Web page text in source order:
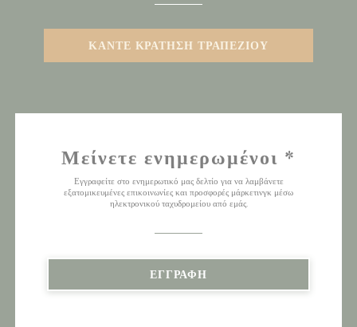
ΚΆΝΤΕ ΚΡΆΤΗΣΗ ΤΡΑΠΕΖΙΟΎ
Μείνετε ενημερωμένοι *
Εγγραφείτε στο ενημερωτικό μας δελτίο για να λαμβάνετε
εξατομικευμένες επικοινωνίες και προσφορές μάρκετινγκ μέσω
ηλεκτρονικού ταχυδρομείου από εμάς.
ΕΓΓΡΑΦΉ